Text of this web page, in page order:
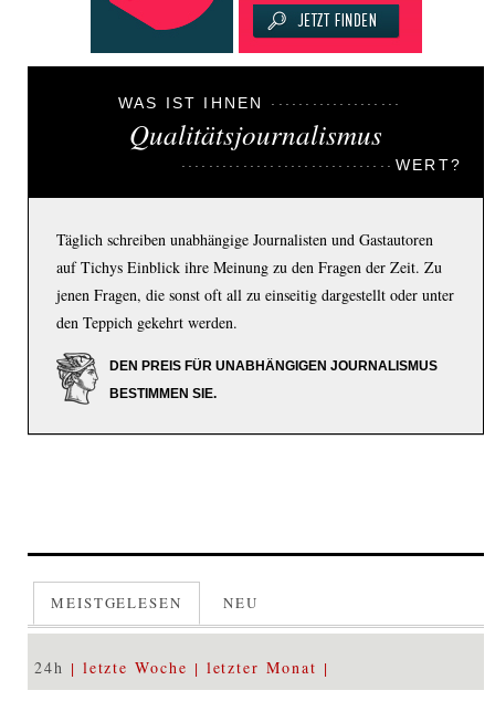
WAS IST IHNEN
Qualitätsjournalismus
WERT?
Täglich schreiben unabhängige Journalisten und Gastautoren
auf Tichys Einblick ihre Meinung zu den Fragen der Zeit. Zu
jenen Fragen, die sonst oft all zu einseitig dargestellt oder unter
den Teppich gekehrt werden.
DEN PREIS FÜR UNABHÄNGIGEN JOURNALISMUS
BESTIMMEN SIE.
MEISTGELESEN NEU
24h letzte Woche letzter Monat